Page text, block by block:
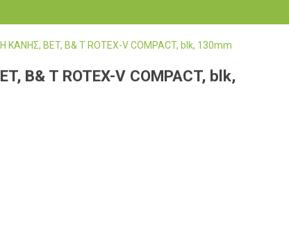
ΚΑΝΗΣ, BET, B& T ROTEX-V COMPACT, blk, 130mm
B& T ROTEX-V COMPACT, blk,